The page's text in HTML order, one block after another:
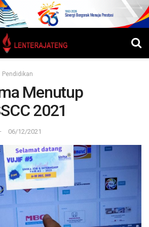
Pendidikan
Menutup
2021
06/12/2021